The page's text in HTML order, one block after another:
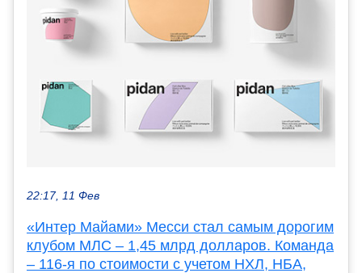
22:17, 11 Фев
«Интер Майами» Месси стал самым дорогим
клубом МЛС – 1,45 млрд долларов. Команда
– 116-я по стоимости с учетом НХЛ, НБА,